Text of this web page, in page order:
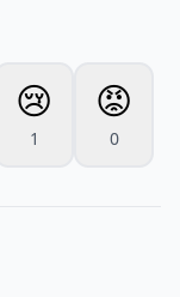
😢
1
😡
0